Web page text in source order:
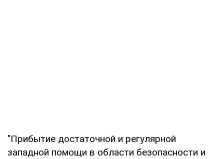
"Прибытие достаточной и регулярной
западной помощи в области безопасности и